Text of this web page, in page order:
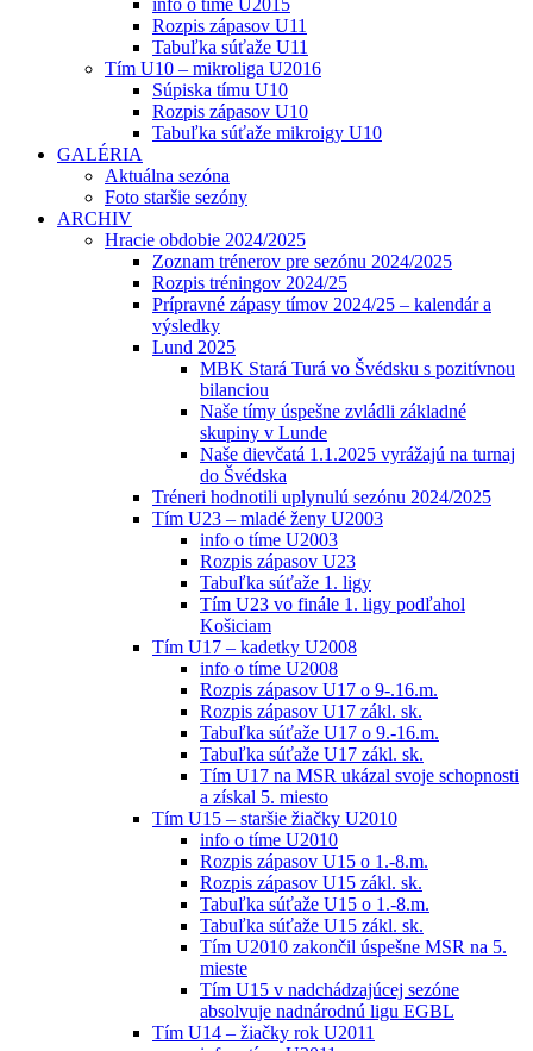
Rozpis zápasov U11
Tabuľka súťaže U11
Tím U10 – mikroliga U2016
Súpiska tímu U10
Rozpis zápasov U10
Tabuľka súťaže mikroigy U10
GALÉRIA
Aktuálna sezóna
Foto staršie sezóny
ARCHIV
Hracie obdobie 2024/2025
Zoznam trénerov pre sezónu 2024/2025
Rozpis tréningov 2024/25
Prípravné zápasy tímov 2024/25 – kalendár a
výsledky
Lund 2025
MBK Stará Turá vo Švédsku s pozitívnou
bilanciou
Naše tímy úspešne zvládli základné
skupiny v Lunde
Naše dievčatá 1.1.2025 vyrážajú na turnaj
do Švédska
Tréneri hodnotili uplynulú sezónu 2024/2025
Tím U23 – mladé ženy U2003
info o tíme U2003
Rozpis zápasov U23
Tabuľka súťaže 1. ligy
Tím U23 vo finále 1. ligy podľahol
Košiciam
Tím U17 – kadetky U2008
info o tíme U2008
Rozpis zápasov U17 o 9-.16.m.
Rozpis zápasov U17 zákl. sk.
Tabuľka súťaže U17 o 9.-16.m.
Tabuľka súťaže U17 zákl. sk.
Tím U17 na MSR ukázal svoje schopnosti
a získal 5. miesto
Tím U15 – staršie žiačky U2010
info o tíme U2010
Rozpis zápasov U15 o 1.-8.m.
Rozpis zápasov U15 zákl. sk.
Tabuľka súťaže U15 o 1.-8.m.
Tabuľka súťaže U15 zákl. sk.
Tím U2010 zakončil úspešne MSR na 5.
mieste
Tím U15 v nadchádzajúcej sezóne
absolvuje nadnárodnú ligu EGBL
Tím U14 – žiačky rok U2011